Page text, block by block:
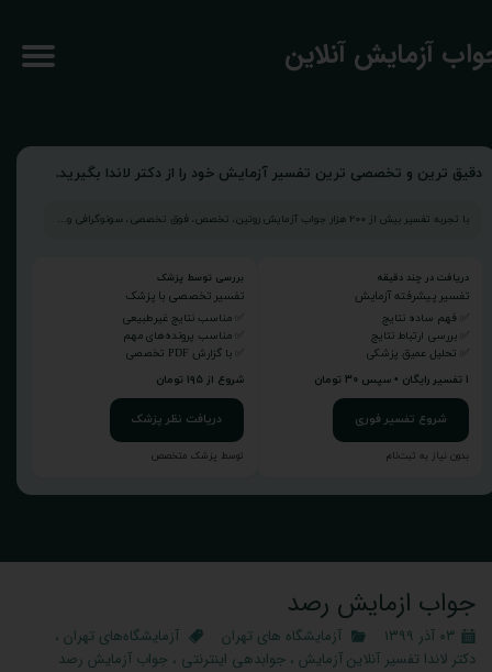
آزمایش آنلاین
دقیق ترین و تخصصی ترین تفسیر آزمایش خود را از دکتر لاندا بگیرید.
با تجربه تفسیر بیش از ۲۰۰ هزار جواب آزمایش روتین، تخصص، فوق تخصصی، سونوگرافی و...
دریافت در چند دقیقه
تفسیر پیشرفته آزمایش
✅ فهم ساده نتایج
✅ بررسی ارتباط نتایج
✅ تحلیل عمیق پزشکی
۱ تفسیر رایگان • سپس ۳۰ تومان
شروع تفسیر فوری
بدون نیاز به ثبت‌نام
بررسی توسط پزشک
تفسیر تخصصی با پزشک
✅ مناسب نتایج غیرطبیعی
✅ مناسب پرونده‌های مهم
✅ با گزارش PDF تخصصی
شروع از ۱۹۵ تومان
دریافت نظر پزشک
توسط پزشک متخصص
جواب ازمایش رصد
۰۳ آذر ۱۳۹۹ آزمایشگاه‌ های تهران آزمایشگاه‌های تهران ،
دکتر لاندا تفسیر آنلاین آزمایش ، جوابدهی اینترنتی ، جواب آزمایش رصد